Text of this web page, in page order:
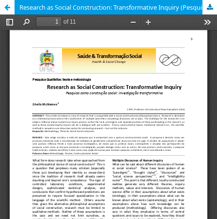
Research as Social Construction: Transformative Inquiry (Pesquisa como construção social: investigação transformativa)